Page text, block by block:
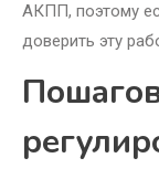
АКПП, поэтому
доверить эту